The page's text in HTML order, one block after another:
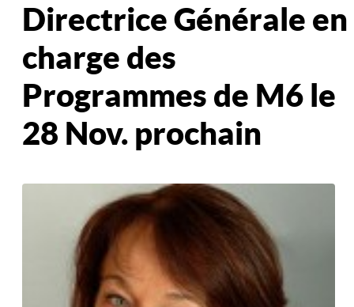
Directrice Générale en
charge des
Programmes de M6 le
28 Nov. prochain